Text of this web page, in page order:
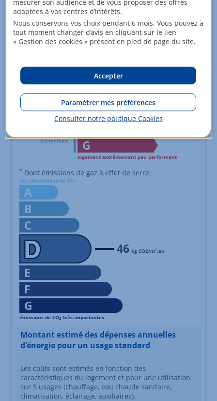
logement extrêmement performant
A
B
C
D
consommation
(énergie primaire)
231
kWh/m².an
46*
E
G
logement extrêmement peu performant
Échelle de performance énergétique s'étalant du niveau A,
* Dont émissions de gaz à effet de serre
peu d'émissions de CO2
A
B
C
D 46 kg CO2/m².an
E
F
G
émissions de CO2 très importantes
Montant estimé des dépenses annuelles
d'énergie pour un usage standard
Les coûts sont estimés en fonction des
caractéristiques du logement et pour une utilisation
sur 5 usages (chauffage, eau chaude sanitaire,
climatisation, éclairage, auxiliaires).
mesurer son audience et de vous proposer des offres
adaptées à vos centres d’intérêts.
Nous conservons vos choix pendant 6 mois. Vous pouvez à
tout moment changer d’avis en cliquant sur le lien
« Gestion des cookies » présent en pied de page du site.
Accepter
Paramétrer mes préférences
Consulter notre politique Cookies